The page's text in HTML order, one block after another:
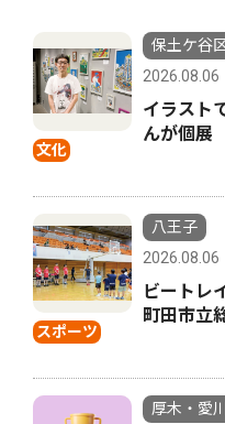
文化
保土ケ谷
2026.08.06
イラスト
んが個展
スポーツ
八王子
2026.08.06
ビートレ
町田市立
厚木・愛